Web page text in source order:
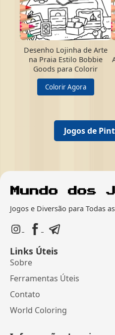
Desenho Lojinha de Arte
na Praia Estilo Bobbie
Goods para Colorir
Colorir Agora
Jogos de
Jogos e Diversão para Todas
Links Úteis
Sobre
Ferramentas Úteis
Contato
World Coloring